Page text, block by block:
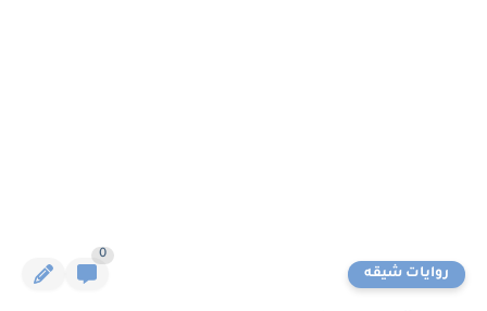
روايات شيقه
0